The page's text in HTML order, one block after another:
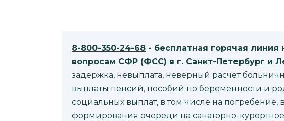
8-800-350-24-68 - бесплатная горячая
вопросам CФР (ФСС) в г. Санкт-Петербург и
задержка, невыплата, неверный расчет
выплаты пенсий, пособий по беременности и
социальных выплат, в том числе на
формирования очереди на санаторно-